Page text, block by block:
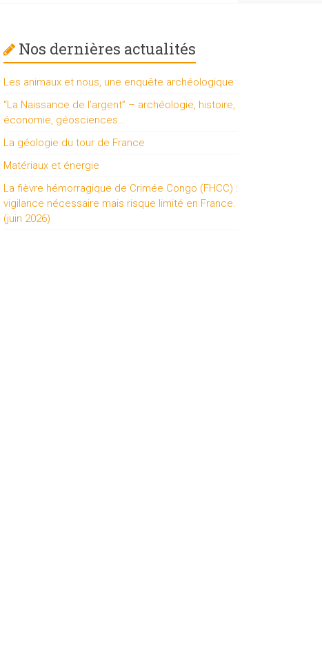
Nos dernières actualités
Les animaux et nous, une enquête archéologique
“La Naissance de l’argent” – archéologie, histoire,
économie, géosciences…
La géologie du tour de France
Matériaux et énergie
La fièvre hémorragique de Crimée Congo (FHCC) :
vigilance nécessaire mais risque limité en France.
(juin 2026)